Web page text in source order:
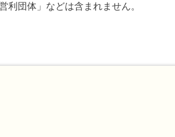
利団体」などは含まれません。